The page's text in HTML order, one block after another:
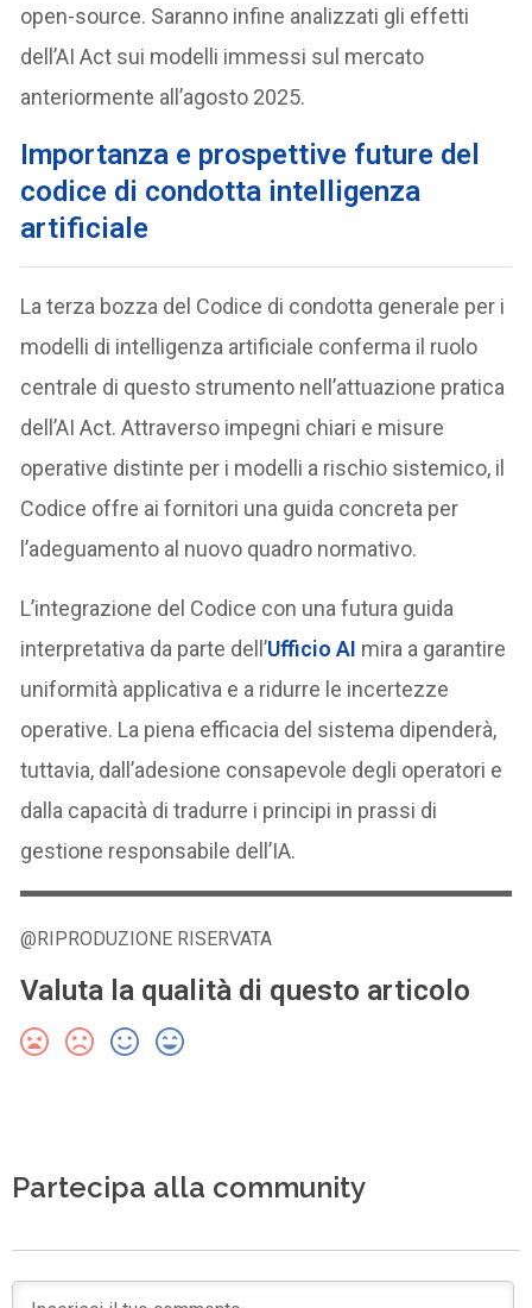
open-source. Saranno infine analizzati gli effetti
dell’AI Act sui modelli immessi sul mercato
anteriormente all’agosto 2025.
Importanza e prospettive future del
codice di condotta intelligenza
artificiale
La terza bozza del Codice di condotta generale per i
modelli di intelligenza artificiale conferma il ruolo
centrale di questo strumento nell’attuazione pratica
dell’AI Act. Attraverso impegni chiari e misure
operative distinte per i modelli a rischio sistemico, il
Codice offre ai fornitori una guida concreta per
l’adeguamento al nuovo quadro normativo.
L’integrazione del Codice con una futura guida
interpretativa da parte dell’Ufficio AI mira a garantire
uniformità applicativa e a ridurre le incertezze
operative. La piena efficacia del sistema dipenderà,
tuttavia, dall’adesione consapevole degli operatori e
dalla capacità di tradurre i principi in prassi di
gestione responsabile dell’IA.
@RIPRODUZIONE RISERVATA
Valuta la qualità di questo articolo
Partecipa alla community